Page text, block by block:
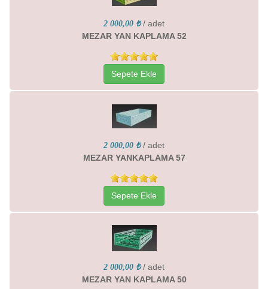
2 000,00 ₺ / adet
MEZAR YAN KAPLAMA 52
Sepete Ekle
2 000,00 ₺ / adet
MEZAR YANKAPLAMA 57
Sepete Ekle
2 000,00 ₺ / adet
MEZAR YAN KAPLAMA 50